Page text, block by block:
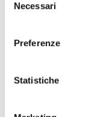
delNecessari
Preferenze
Statistiche
SAT